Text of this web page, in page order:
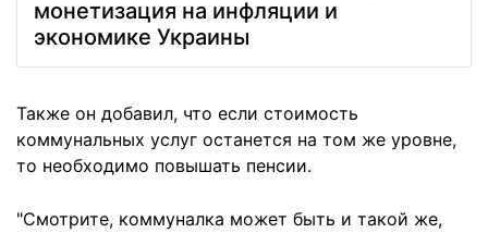
монетизация на инфляции и
экономике Украины
Также он добавил, что если стоимость
коммунальных услуг останется на том же уровне,
то необходимо повышать пенсии.
"Смотрите, коммуналка может быть и такой же,